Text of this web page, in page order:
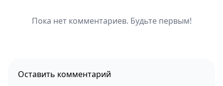
Пока нет комментариев. Будьте первым!
Оставить комментарий